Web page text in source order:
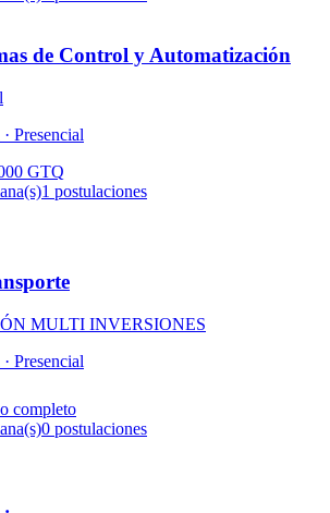
de Control y Automatización
Presencial
GTQ
1 postulaciones
MULTI INVERSIONES
Presencial
completo
0 postulaciones